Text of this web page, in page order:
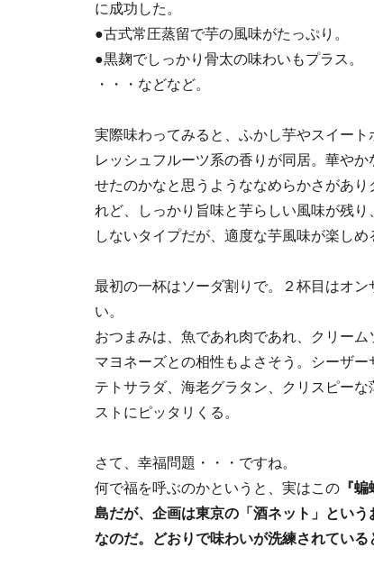
に成功した。
●古式常圧蒸留で芋の風味がたっぷり。
●黒麹でしっかり骨太の味わいもプラス。
・・・などなど。
実際味わってみると、ふかし芋やスイー
レッシュフルーツ系の香りが同居。華や
せたのかなと思うようななめらかさがあ
れど、しっかり旨味と芋らしい風味が残
しないタイプだが、適度な芋風味が楽し
最初の一杯はソーダ割りで。２杯目はオ
い。
おつまみは、魚であれ肉であれ、クリー
マヨネーズとの相性もよさそう。シーザ
テトサラダ、海老グラタン、クリスピー
ストにピッタリくる。
さて、幸福問題・・・ですね。
何で福を呼ぶのかというと、実はこの 『
島だが、企画は東京の「酒ネット」という
なのだ。どおりで味わいが洗練されている